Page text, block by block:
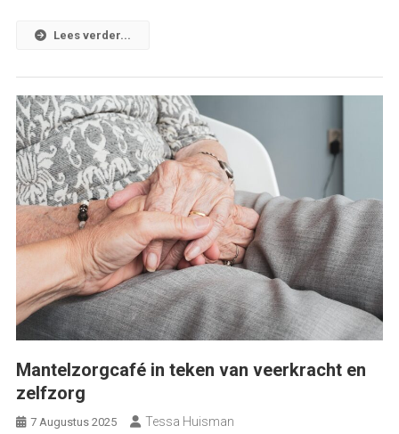
Lees verder...
Mantelzorgcafé in teken van veerkracht en
zelfzorg
7 Augustus 2025 Tessa Huisman